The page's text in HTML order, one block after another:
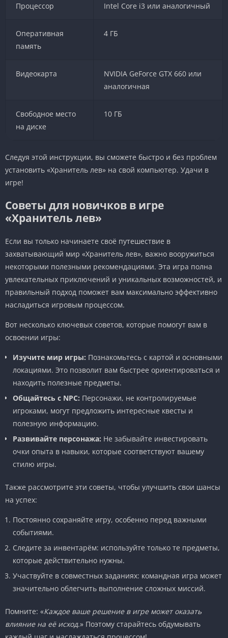
Процессор Intel Core i3 или аналогичный
Оперативная
память
4 ГБ
Видеокарта
NVIDIA GeForce GTX 660 или
аналогичная
Свободное место
на диске
10 ГБ
Следуя этой инструкции, вы сможете быстро и без проблем
установить «Хранитель лев» на свой компьютер. Удачи в
игре!
Советы для новичков в игре
«Хранитель лев»
Если вы только начинаете своё путешествие в
захватывающий мир «Хранитель лев», важно вооружиться
некоторыми полезными рекомендациями. Эта игра полна
увлекательных приключений и уникальных возможностей, и
правильный подход поможет вам максимально эффективно
насладиться игровым процессом.
Вот несколько ключевых советов, которые помогут вам в
освоении игры:
Изучите мир игры: Познакомьтесь с картой и основными
локациями. Это позволит вам быстрее ориентироваться и
находить полезные предметы.
Общайтесь с NPC: Персонажи, не контролируемые
игроками, могут предложить интересные квесты и
полезную информацию.
Развивайте персонажа: Не забывайте инвестировать
очки опыта в навыки, которые соответствуют вашему
стилю игры.
Также рассмотрите эти советы, чтобы улучшить свои шансы
на успех:
Постоянно сохраняйте игру, особенно перед важными
событиями.
Следите за инвентарём: используйте только те предметы,
которые действительно нужны.
Участвуйте в совместных заданиях: командная игра может
значительно облегчить выполнение сложных миссий.
Помните: «Каждое ваше решение в игре может оказать
влияние на её исход.» Поэтому старайтесь обдумывать